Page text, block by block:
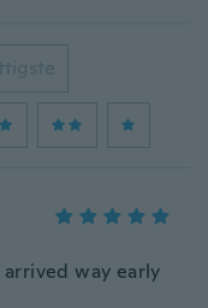
way early